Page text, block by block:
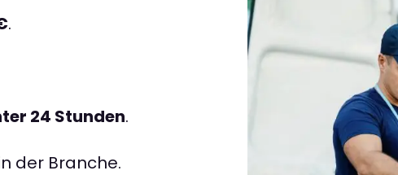
.
24 Stunden.
der Branche.